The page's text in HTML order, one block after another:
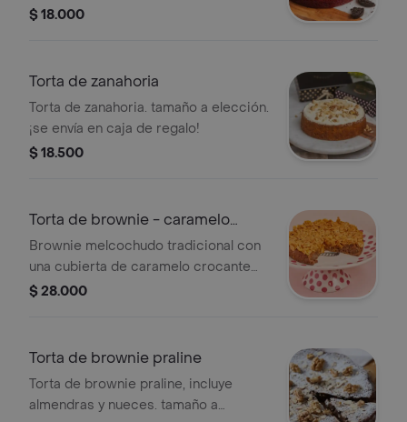
elección. ¡en los tamaños mini,
$ 18.000
Torta de zanahoria
Torta de zanahoria. tamaño a elección.
¡se envía en caja de regalo!
$ 18.500
Torta de brownie - caramelo
crocante
Brownie melcochudo tradicional con
una cubierta de caramelo crocante
de corn flakes. tamaño a elección. ¡en
$ 28.000
Torta de brownie praline
Torta de brownie praline, incluye
almendras y nueces. tamaño a